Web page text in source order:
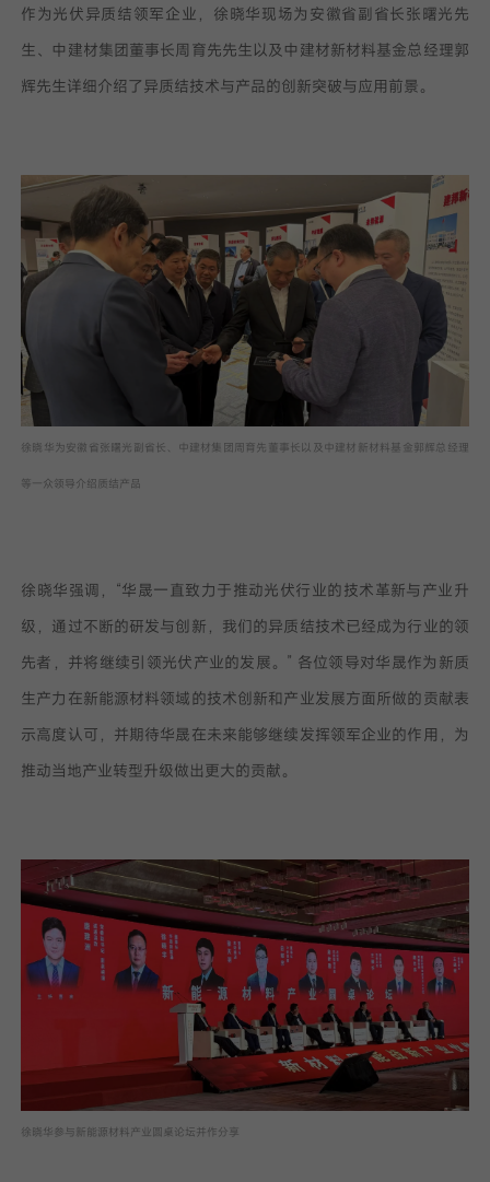
作为光伏异质结领军企业，徐晓华现场为安徽省副省长张曙光先
生、中建材集团董事长周育先先生以及中建材新材料基金总经理郭
辉先生详细介绍了异质结技术与产品的创新突破与应用前景。
徐晓华为安徽省张曙光副省长、中建材集团周育先董事长以及中建材新材料基金郭辉总经理
等一众领导介绍质结产品
徐晓华强调，“华晟一直致力于推动光伏行业的技术革新与产业升
级，通过不断的研发与创新，我们的异质结技术已经成为行业的领
先者，并将继续引领光伏产业的发展。” 各位领导对华晟作为新质
生产力在新能源材料领域的技术创新和产业发展方面所做的贡献表
示高度认可，并期待华晟在未来能够继续发挥领军企业的作用，为
推动当地产业转型升级做出更大的贡献。
徐晓华参与新能源材料产业圆桌论坛并作分享